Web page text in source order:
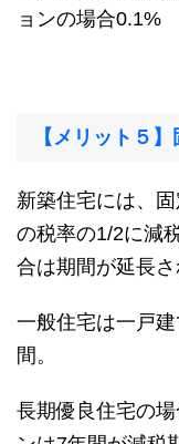
ョンの場合0.1%
【メリット５
新築住宅には、
の税率の1/2に減
合は期間が延長さ
一般住宅は一戸
間。
長期優良住宅の